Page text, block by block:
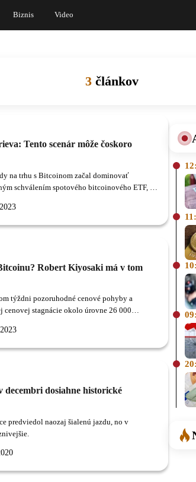
Biznis Video
3 článkov
Tento scenár môže čoskoro
na trhu s Bitcoinom začal dominovať
schválením spotového bitcoinového ETF, sa
Robert Kiyosaki má v tom
týždni pozoruhodné cenové pohyby a
cenovej stagnácie okolo úrovne 26 000
decembri dosiahne historické
predviedol naozaj šialenú jazdu, no v